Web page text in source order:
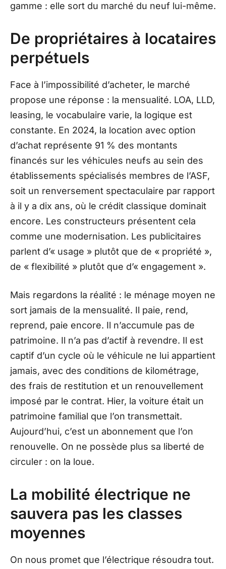
gamme : elle sort du marché du neuf lui-même.
De propriétaires à locataires
perpétuels
Face à l’impossibilité d’acheter, le marché
propose une réponse : la mensualité. LOA, LLD,
leasing, le vocabulaire varie, la logique est
constante. En 2024, la location avec option
d’achat représente 91 % des montants
financés sur les véhicules neufs au sein des
établissements spécialisés membres de l’ASF,
soit un renversement spectaculaire par rapport
à il y a dix ans, où le crédit classique dominait
encore. Les constructeurs présentent cela
comme une modernisation. Les publicitaires
parlent d’« usage » plutôt que de « propriété »,
de « flexibilité » plutôt que d’« engagement ».
Mais regardons la réalité : le ménage moyen ne
sort jamais de la mensualité. Il paie, rend,
reprend, paie encore. Il n’accumule pas de
patrimoine. Il n’a pas d’actif à revendre. Il est
captif d’un cycle où le véhicule ne lui appartient
jamais, avec des conditions de kilométrage,
des frais de restitution et un renouvellement
imposé par le contrat. Hier, la voiture était un
patrimoine familial que l’on transmettait.
Aujourd’hui, c’est un abonnement que l’on
renouvelle. On ne possède plus sa liberté de
circuler : on la loue.
La mobilité électrique ne
sauvera pas les classes
moyennes
On nous promet que l’électrique résoudra tout.